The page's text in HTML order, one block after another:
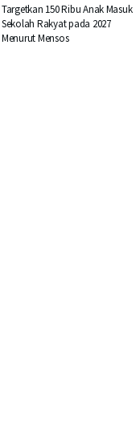
Targetkan 150 Ribu Anak Masuk
Sekolah Rakyat pada 2027
Menurut Mensos